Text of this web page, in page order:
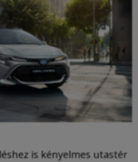
is kényelmes utastér